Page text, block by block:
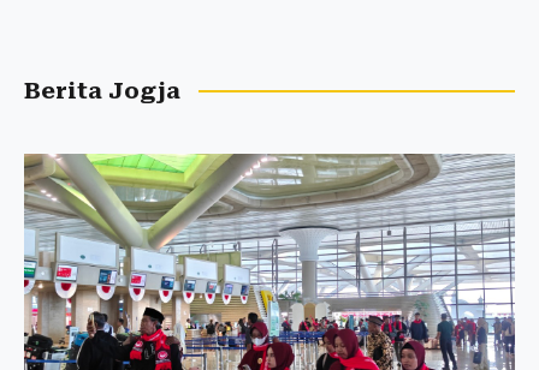
Berita Jogja